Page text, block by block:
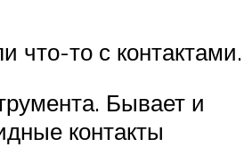
что-то с контактами.
Бывает и
контакты